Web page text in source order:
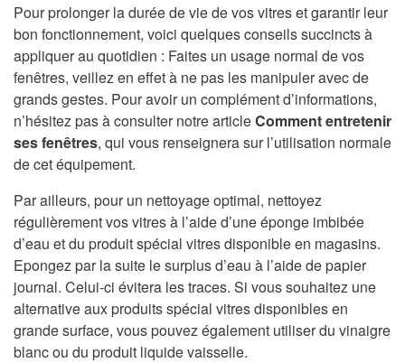
Pour prolonger la durée de vie de vos vitres et garantir leur
bon fonctionnement, voici quelques conseils succincts à
appliquer au quotidien : Faites un usage normal de vos
fenêtres, veillez en effet à ne pas les manipuler avec de
grands gestes. Pour avoir un complément d’informations,
n’hésitez pas à consulter notre articleComment entretenir
ses fenêtres, qui vous renseignera sur l’utilisation normale
de cet équipement.
Par ailleurs, pour un nettoyage optimal, nettoyez
régulièrement vos vitres à l’aide d’une éponge imbibée
d’eau et du produit spécial vitres disponible en magasins.
Epongez par la suite le surplus d’eau à l’aide de papier
journal. Celui-ci évitera les traces. Si vous souhaitez une
alternative aux produits spécial vitres disponibles en
grande surface, vous pouvez également utiliser du vinaigre
blanc ou du produit liquide vaisselle.